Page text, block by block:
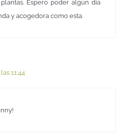
Espero poder algún día
y acogedora como esta.
11:44